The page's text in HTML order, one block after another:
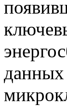
данных